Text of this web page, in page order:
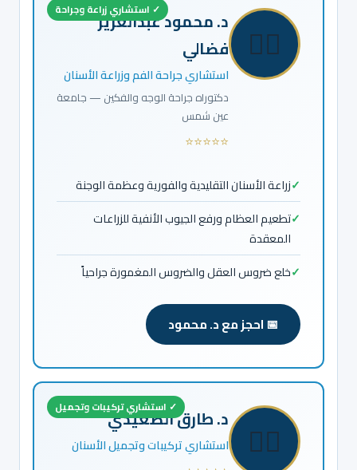
✓ استشاري زراعة وجراحة
👨‍⚕️
د. محمود عبدالعزيز
فضالي
استشاري جراحة الفم وزراعة الأسنان
دكتوراه جراحة الوجه والفكين — جامعة
عين شمس
⭐⭐⭐⭐⭐
زراعة الأسنان التقليدية والفورية وعظمة الوجنة
تطعيم العظام ورفع الجيوب الأنفية للزراعات
المعقدة
خلع ضروس العقل والضروس المغمورة جراحياً
📅 احجز مع د. محمود
✓ استشاري تركيبات وتجميل
👨‍⚕️ د. طارق الصعيدي
استشاري تركيبات وتجميل الأسنان